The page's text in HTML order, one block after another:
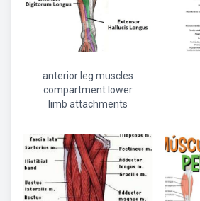
anterior leg muscles
compartment lower
limb attachments